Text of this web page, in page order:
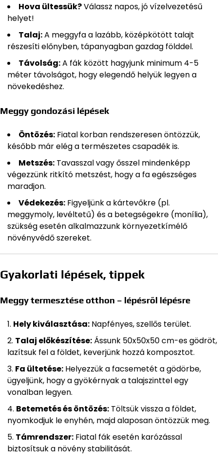
Hova ültessük?Válassz napos, jó vízelvezetésű
helyet!
Talaj:A meggyfa a lazább, középkötött talajt
részesíti előnyben, tápanyagban gazdag földdel.
Távolság:A fák között hagyjunk minimum 4-5
méter távolságot, hogy elegendő helyük legyen a
növekedéshez.
Meggy gondozási lépések
Öntözés: Fiatal korban rendszeresen öntözzük,
később már elég a természetes csapadék is.
Metszés: Tavasszal vagy ősszel mindenképp
végezzünk ritkító metszést, hogy a fa egészséges
maradjon.
Védekezés: Figyeljünk a kártevőkre (pl.
meggymoly, levéltetű) és a betegségekre (monília),
szükség esetén alkalmazzunk környezetkímélő
növényvédő szereket.
Gyakorlati lépések, tippek
Meggy termesztése otthon – lépésről lépésre
Hely kiválasztása: Napfényes, szellős terület.
Talaj előkészítése: Ássunk 50x50x50 cm-es gödröt,
lazítsuk fel a földet, keverjünk hozzá komposztot.
Fa ültetése: Helyezzük a facsemetét a gödörbe,
ügyeljünk, hogy a gyökérnyak a talajszinttel egy
vonalban legyen.
Betemetés és öntözés: Töltsük vissza a földet,
nyomkodjuk le enyhén, majd alaposan öntözzük meg.
Támrendszer: Fiatal fák esetén karózással
biztosítsuk a növény stabilitását.